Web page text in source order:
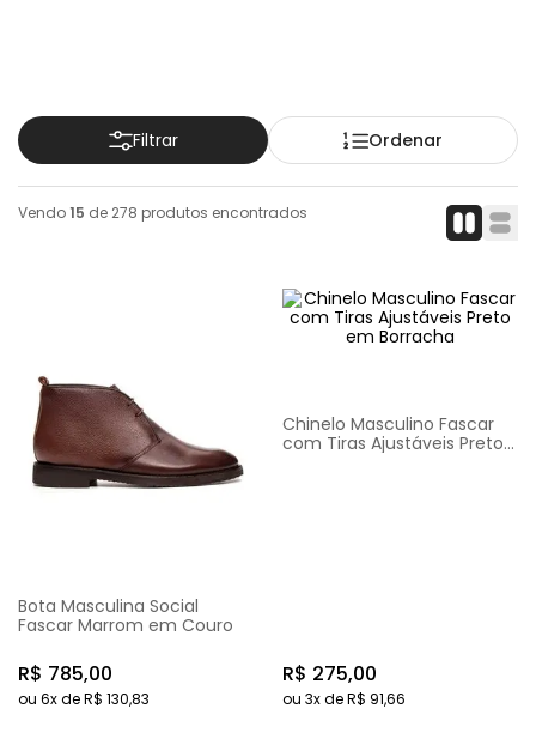
Filtrar Ordenar
Vendo15 de 278 produtos encontrados
Bota Masculina Social
Fascar Marrom em Couro
R$ 785,00
ou 6x deR$ 130,83
Chinelo Masculino Fascar
com Tiras Ajustáveis Preto
R$ 275,00
ou 3x deR$ 91,66